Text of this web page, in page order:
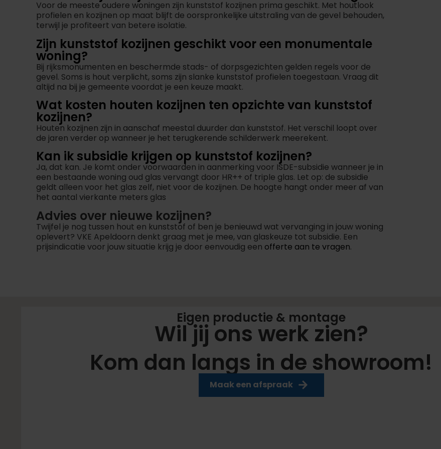
Voor de meeste oudere woningen zijn kunststof kozijnen prima geschikt. Met houtlook
profielen en kozijnen op maat blijft de oorspronkelijke uitstraling van de gevel behouden,
terwijl je profiteert van betere isolatie.
Zijn kunststof kozijnen geschikt voor een monumentale
woning?
Bij rijksmonumenten en beschermde stads- of dorpsgezichten gelden regels voor de
gevel. Soms is hout verplicht, soms zijn slanke kunststof profielen toegestaan. Vraag dit
altijd na bij je gemeente voordat je een keuze maakt.
Wat kosten houten kozijnen ten opzichte van kunststof
kozijnen?
Houten kozijnen zijn in aanschaf meestal duurder dan kunststof. Het verschil loopt over
de jaren verder op wanneer je het terugkerende schilderwerk meerekent.
Kan ik subsidie krijgen op kunststof kozijnen?
Ja, dat kan. Je komt onder voorwaarden in aanmerking voor ISDE-subsidie wanneer je in
een bestaande woning oud glas vervangt door HR++ of triple glas. Let op: de subsidie
geldt alleen voor het glas zelf, niet voor de kozijnen. De hoogte hangt onder meer af van
het aantal vierkante meters glas
Advies over nieuwe kozijnen?
Twijfel je nog tussen hout en kunststof of ben je benieuwd wat vervanging in jouw woning
oplevert? VKE Apeldoorn denkt graag met je mee, van glaskeuze tot subsidie. Een
prijsindicatie voor jouw situatie krijg je door eenvoudig een offerte aan te vragen.
Eigen productie & montage
Wil jij ons werk zien?
Kom dan langs in de showroom!
Maak een afspraak